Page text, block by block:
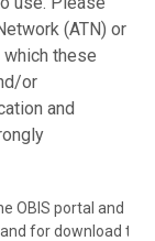
(ATN) or
these
or
and
OBIS portal and
for download to